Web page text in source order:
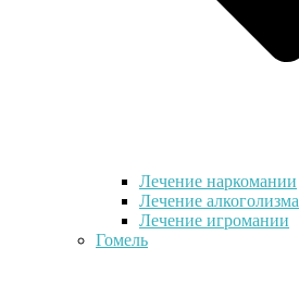
Лечение наркомании
Лечение алкоголизма
Лечение игромании
Гомель